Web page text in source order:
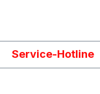
Service-Hotline